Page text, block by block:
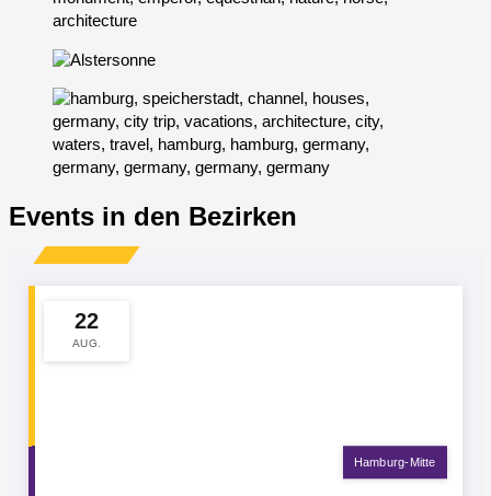
Events in den Bezirken
22
AUG.
Hamburg-Mitte